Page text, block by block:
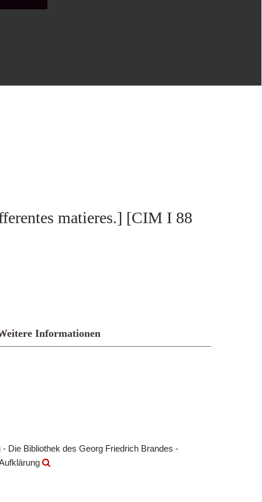
matieres.] [CIM I 88
Informationen
Die Bibliothek des Georg Friedrich Brandes -